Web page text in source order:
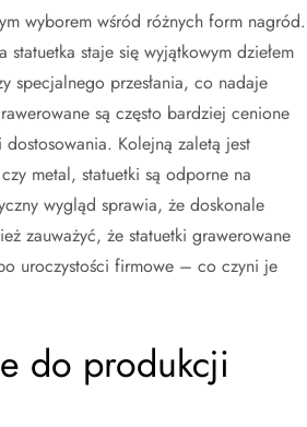
wyborem wśród różnych form nagród.
staje się wyjątkowym dziełem
specjalnego przesłania, co nadaje
są często bardziej cenione
Kolejną zaletą jest
metal, statuetki są odporne na
wygląd sprawia, że doskonale
zauważyć, że statuetki grawerowane
uroczystości firmowe – co czyni je
do produkcji